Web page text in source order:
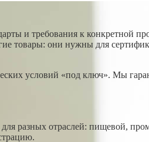
и требования к конкретной
товары: они нужны для
условий «под ключ». Мы
разных отраслей: пищевой,